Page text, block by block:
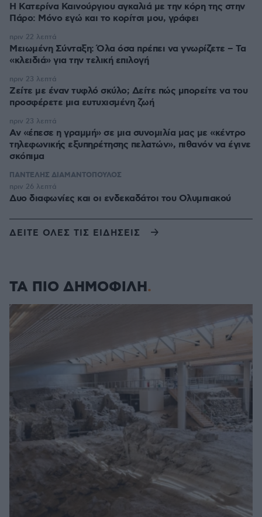
Η Κατερίνα Καινούργιου αγκαλιά με την κόρη της στην
Πάρο: Μόνο εγώ και το κορίτσι μου, γράφει
Μειωμένη Σύνταξη: Όλα όσα πρέπει να γνωρίζετε – Τα
«κλειδιά» για την τελική επιλογή
πριν 22 λεπτά
Ζείτε με έναν τυφλό σκύλο; Δείτε πώς μπορείτε να του
προσφέρετε μια ευτυχισμένη ζωή
πριν 23 λεπτά
Αν «έπεσε η γραμμή» σε μια συνομιλία μας με «κέντρο
τηλεφωνικής εξυπηρέτησης πελατών», πιθανόν να έγινε
σκόπιμα
πριν 23 λεπτά
ΠΑΝΤΕΛΗΣ ΔΙΑΜΑΝΤΟΠΟΥΛΟΣ
Δυο διαφωνίες και οι ενδεκαδάτοι του Ολυμπιακού
πριν 26 λεπτά
ΔΕΙΤΕ ΟΛΕΣ ΤΙΣ ΕΙΔΗΣΕΙΣ
ΤΑ ΠΙΟ ΔΗΜΟΦΙΛΗ